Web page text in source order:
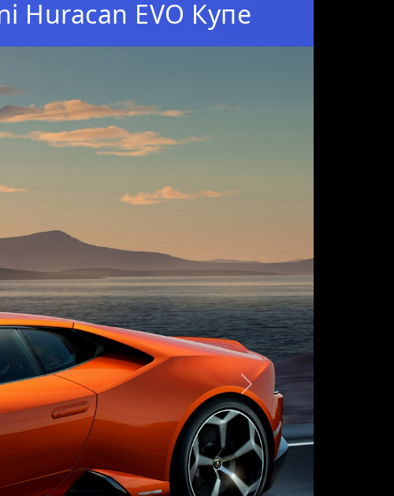
Huracan EVO Купе
Следующая